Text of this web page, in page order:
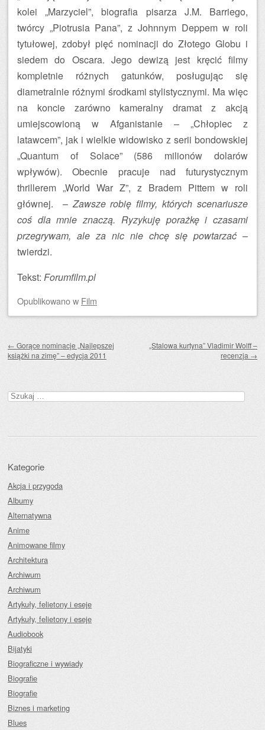
kolei „Marzyciel”, biografia pisarza J.M. Barriego,
twórcy „Piotrusia Pana”, z Johnnym Deppem w roli
tytułowej, zdobył pięć nominacji do Złotego Globu i
siedem do Oscara. Jego dewizą jest kręcić filmy
kompletnie różnych gatunków, posługując się
diametralnie różnymi środkami stylistycznymi. Ma więc
na koncie zarówno kameralny dramat z akcją
umiejscowioną w Afganistanie – „Chłopiec z
latawcem”, jak i wielkie widowisko z serii bondowskiej
„Quantum of Solace” (586 milionów dolarów
wpływów). Obecnie pracuje nad futurystycznym
thrillerem „World War Z”, z Bradem Pittem w roli
głównej. –Zawsze robię filmy, których scenariusze
coś dla mnie znaczą. Ryzykuję porażkę i czasami
przegrywam, ale za nic nie chcę się powtarzać –
twierdzi.
Tekst: Forumfilm.pl
Opublikowanow Film
← Gorące nominacje „Najlepszej
książki na zimę” – edycja 2011
„Stalowa kurtyna” Vladimir Wolff –
recenzja →
Szukaj:
Kategorie
Akcja i przygoda
Albumy
Alternatywna
Anime
Animowane filmy
Architektura
Archiwum
Archiwum
Artykuły, felietony i eseje
Artykuły, felietony i eseje
Audiobook
Bijatyki
Biograficzne i wywiady
Biografie
Biografie
Biznes i marketing
Blues